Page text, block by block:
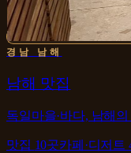
경남 남해
남해 맛집
독일마을·바다, 남해
맛집 10곳카페·디저트